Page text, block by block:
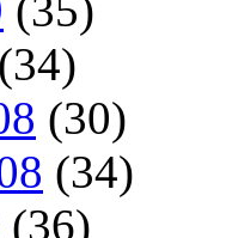
(35)
(34)
(30)
(34)
(36)